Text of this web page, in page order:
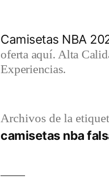
Camisetas NBA
oferta aquí. Alta
Experiencias.
Archivos de la
camisetas nba